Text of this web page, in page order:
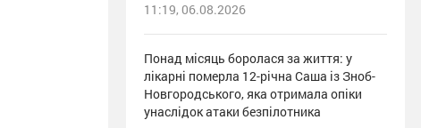
11:19, 06.08.2026
Понад місяць боролася за життя: у
лікарні померла 12-річна Саша із Зноб-
Новгородського, яка отримала опіки
унаслідок атаки безпілотника